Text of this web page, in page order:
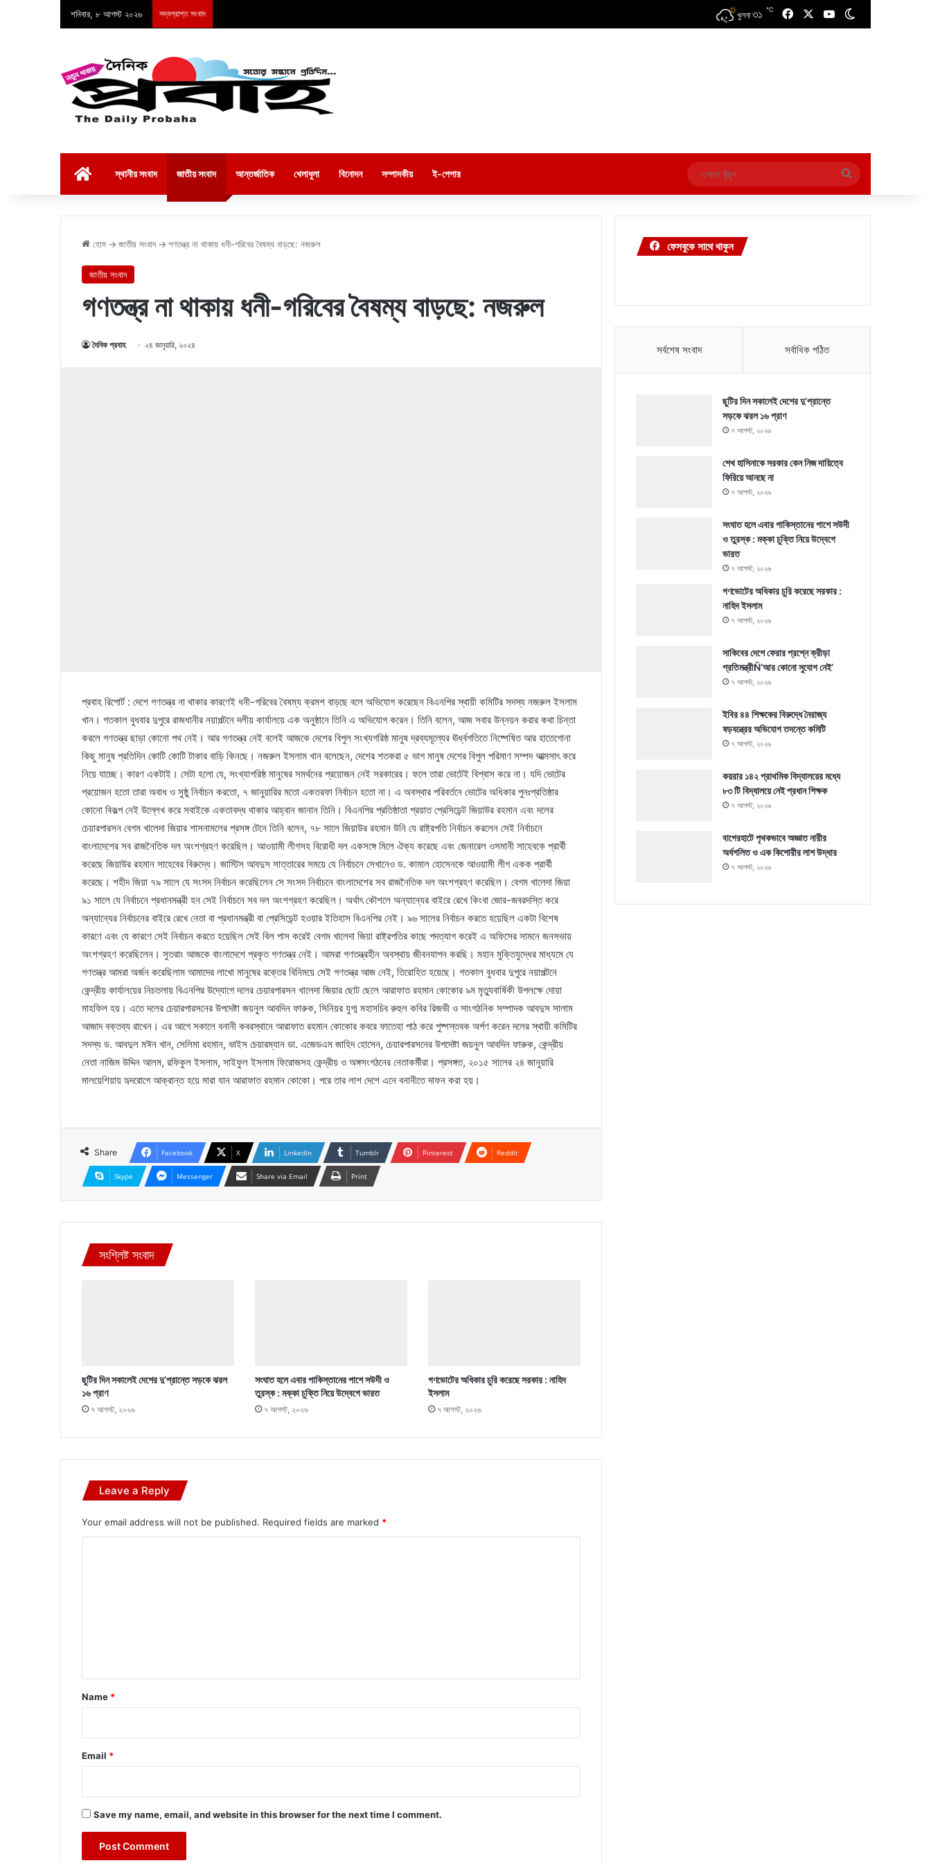
শনিবার, ৮ আগস্ট ২০২৬ সদ্যপ্রাপ্ত সংবাদ খুলনা ৩১ ℃ FacebookYouTube
স্থানীয় সংবাদ জাতীয় সংবাদ আন্তর্জাতিক খেলাধুলা বিনোদন সম্পাদকীয় ই-পেপার
এখানে
খুঁজুন
হোম → জাতীয় সংবাদ → গণতন্ত্র না থাকায় ধনী-গরিবের বৈষম্য বাড়ছে: নজরুল
জাতীয় সংবাদ
গণতন্ত্র না থাকায় ধনী-গরিবের বৈষম্য বাড়ছে: নজরুল
দৈনিক প্রবাহ ২৪ জানুয়ারি, ২০২৪
প্রবাহ রিপোর্ট : দেশে গণতন্ত্র না থাকার কারণেই ধনী-গরিবের বৈষম্য ক্রমশ বাড়ছে বলে অভিযোগ করেছেন বিএনপির স্থায়ী কমিটির সদস্য নজরুল ইসলাম
খান। গতকাল বুধবার দুপুরে রাজধানীর নয়াপল্টনে দলীয় কার্যালয়ে এক অনুষ্ঠানে তিনি এ অভিযোগ করেন। তিনি বলেন, আজ সবার উন্নয়ন করার কথা চিন্তা
করলে গণতন্ত্র ছাড়া কোনো পথ নেই। আর গণতন্ত্র নেই বলেই আজকে দেশের বিপুল সংখ্যগরিষ্ঠ মানুষ দ্রব্যমূল্যের ঊর্ধ্বগতিতে নিষ্পেষিত আর হাতেগোনা
কিছু মানুষ প্রতিদিন কোটি কোটি টাকার বাড়ি কিনছে। নজরুল ইসলাম খান বলেছেন, দেশের শতকরা ৫ ভাগ মানুষ দেশের বিপুল পরিমাণ সম্পদ আত্মসাৎ করে
নিয়ে যাচ্ছে। কারণ একটাই। সেটা হলো যে, সংখ্যাগরিষ্ঠ মানুষের সমর্থনের প্রয়োজন নেই সরকারের। ফলে তারা ভোটেই বিশ্বাস করে না। যদি ভোটের
প্রয়োজন হতো তারা অবাধ ও সুষ্ঠু নির্বাচন করতো, ৭ জানুয়ারির মতো একতরফা নির্বাচন হতো না। এ অবস্থার পরিবর্তনে ভোটের অধিকার পুনঃপ্রতিষ্ঠার
কোনো বিকল্প নেই উল্লেখ করে সবাইকে একতাবদ্ধ থাকার আহ্বান জানান তিনি। বিএনপির প্রতিষ্ঠাতা প্রয়াত প্রেসিডেন্ট জিয়াউর রহমান এবং দলের
চেয়ারপারসন বেগম খালেদা জিয়ার শাসনামলের প্রসঙ্গ টেনে তিনি বলেন, ৭৮ সালে জিয়াউর রহমান উনি যে রাষ্ট্রপতি নির্বাচন করলেন সেই নির্বাচনে
বাংলাদেশের সব রাজনৈতিক দল অংশগ্রহণ করেছিল। আওয়ামী লীগসহ বিরোধী দল একসঙ্গে মিলে ঐক্য করেছে এবং জেনারেল ওসমানী সাহেবকে প্রার্থী
করেছে জিয়াউর রহমান সাহেবের বিরুদ্ধে। জাস্টিস আবদুস সাত্তারের সময়ে যে নির্বাচনে সেখানেও ড. কামাল হোসেনকে আওয়ামী লীগ একক প্রার্থী
করেছে। শহীদ জিয়া ৭৯ সালে যে সংসদ নির্বাচন করেছিলেন সে সংসদ নির্বাচনে বাংলাদেশের সব রাজনৈতিক দল অংশগ্রহণ করেছিল। বেগম খালেদা জিয়া
৯১ সালে যে নির্বাচনে প্রধানমন্ত্রী হন সেই নির্বাচনে সব দল অংশগ্রহণ করেছিল। অর্থাৎ কৌশলে অন্যান্যের বাইরে রেখে কিংবা জোর-জবরদস্তি করে
অন্যান্যের নির্বাচনের বাইরে রেখে নেতা বা প্রধানমন্ত্রী বা প্রেসিডেন্ট হওয়ার ইতিহাস বিএনপির নেই। ৯৬ সালের নির্বাচন করতে হয়েছিল একটা বিশেষ
কারণে এবং যে কারণে সেই নির্বাচন করতে হয়েছিল সেই বিল পাস করেই বেগম খালেদা জিয়া রাষ্ট্রপতির কাছে পদত্যাগ করেই এ অফিসের সামনে জনসভায়
অংশগ্রহণ করেছিলেন। সুতরাং আজকে বাংলাদেশে প্রকৃত গণতন্ত্র নেই। আমরা গণতন্ত্রহীন অবস্থায় জীবনযাপন করছি। মহান মুক্তিযুদ্ধের মাধ্যমে যে
গণতন্ত্র আমরা অর্জন করেছিলাম আমাদের লাখো মানুষের রক্তের বিনিময়ে সেই গণতন্ত্র আজ নেই, তিরোহিত হয়েছে। গতকাল বুধবার দুপুরে নয়াপল্টনে
কেন্দ্রীয় কার্যালয়ের নিচতলায় বিএনপির উদ্যোগে দলের চেয়ারপারসন খালেদা জিয়ার ছোট ছেলে আরাফাত রহমান কোকোর ৯ম মৃত্যুবার্ষিকী উপলক্ষে দোয়া
মাহফিল হয়। এতে দলের চেয়ারপারসনের উপদেষ্টা জয়নুল আবদিন ফারুক, সিনিয়র যুগ্ম মহাসচিব রুহুল কবির রিজভী ও সাংগঠনিক সম্পাদক আবদুস সালাম
আজাদ বক্তব্য রাখেন। এর আগে সকালে বনানী কবরস্থানে আরাফাত রহমান কোকোর কবরে ফাতেহা পাঠ করে পুষ্পস্তবক অর্পণ করেন দলের স্থায়ী কমিটির
সদস্য ড. আবদুল মঈন খান, সেলিমা রহমান, ভাইস চেয়ারম্যান ডা. এজেডএম জাহিদ হোসেন, চেয়ারপারসনের উপদেষ্টা জয়নুল আবদিন ফারুক, কেন্দ্রীয়
নেতা নাজিম উদ্দিন আলম, রফিকুল ইসলাম, সাইফুল ইসলাম ফিরোজসহ কেন্দ্রীয় ও অঙ্গসংগঠনের নেতাকর্মীরা। প্রসঙ্গত, ২০১৫ সালের ২৪ জানুয়ারি
মালয়েশিয়ায় হৃদরোগে আক্রান্ত হয়ে মারা যান আরাফাত রহমান কোকো। পরে তার লাশ দেশে এনে বনানীতে দাফন করা হয়।
Share Facebook X LinkedIn Tumblr Pinterest Reddit
Skype Messenger Share via Email Print
সংশ্লিষ্ট সংবাদ
ছুটির দিন সকালেই দেশের দু’প্রান্তে সড়কে ঝরল
১৬ প্রাণ
৭ আগস্ট, ২০২৬
সংঘাত হলে এবার পাকিস্তানের পাশে সউদী ও
তুরস্ক : মক্কা চুক্তি নিয়ে উদ্বেগে ভারত
৭ আগস্ট, ২০২৬
গণভোটের অধিকার চুরি করেছে সরকার : নাহিদ
ইসলাম
৭ আগস্ট, ২০২৬
Leave a Reply
Your email address will not be published. Required fields are marked *
*
Name *
Email *
Save my name, email, and website in this browser for the next time I comment.
ফেসবুকে সাথে থাকুন
সর্বশেষ সংবাদ সর্বাধিক পঠিত
ছুটির দিন সকালেই দেশের দু’প্রান্তে
সড়কে ঝরল ১৬ প্রাণ
৭ আগস্ট, ২০২৬
শেখ হাসিনাকে সরকার কেন নিজ দায়িত্বে
ফিরিয়ে আনছে না
৭ আগস্ট, ২০২৬
সংঘাত হলে এবার পাকিস্তানের পাশে সউদী
ও তুরস্ক : মক্কা চুক্তি নিয়ে উদ্বেগে
ভারত
৭ আগস্ট, ২০২৬
গণভোটের অধিকার চুরি করেছে সরকার :
নাহিদ ইসলাম
৭ আগস্ট, ২০২৬
সাকিবের দেশে ফেরার প্রশ্নে ক্রীড়া
প্রতিমন্ত্রীÑ‘আর কোনো সুযোগ নেই’
৭ আগস্ট, ২০২৬
ইবির ৪৪ শিক্ষকের বিরুদ্ধে নৈরাজ্য
ষড়যন্ত্রের অভিযোগ তদন্তে কমিটি
৭ আগস্ট, ২০২৬
কয়রার ১৪২ প্রাথমিক বিদ্যালয়ের মধ্যে
৮৩ টি বিদ্যালয়ে নেই প্রধান শিক্ষক
৭ আগস্ট, ২০২৬
বাগেরহাটে পৃথকভাবে অজ্ঞাত নারীর
অর্ধগলিত ও এক কিশোরীর লাশ উদ্ধার
৭ আগস্ট, ২০২৬